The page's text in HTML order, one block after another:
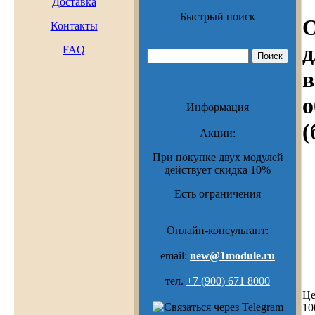
Контакты
FAQ
Быстрый поиск
Информация
Акции:
При покупке двух модулей
действует скидка 10%
Есть ограничения
Онлайн-консультант:
email: new@1module.ru
тел. +7 (900) 671 8000